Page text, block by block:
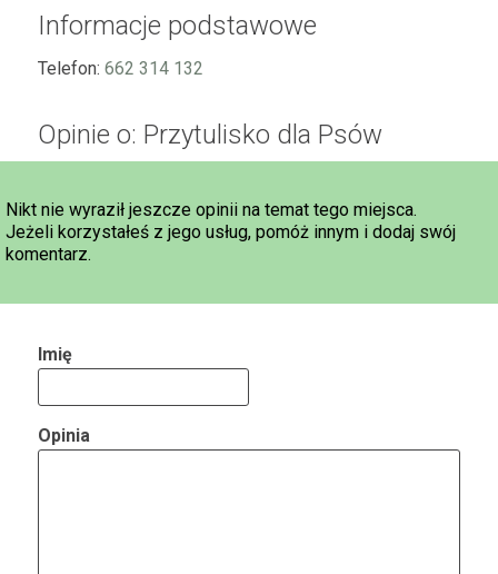
Informacje podstawowe
Telefon: 662 314 132
Opinie o: Przytulisko dla Psów
Nikt nie wyraził jeszcze opinii na temat tego miejsca.
Jeżeli korzystałeś z jego usług, pomóż innym i dodaj swój
komentarz.
Imię
Opinia